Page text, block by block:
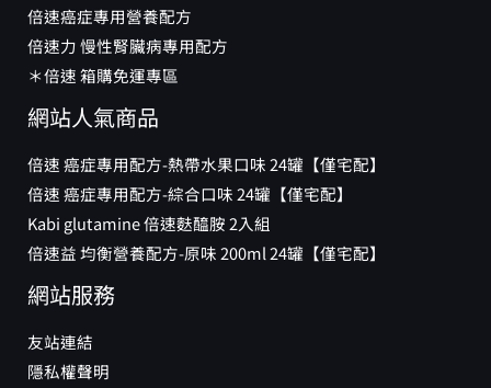
倍速癌症專用營養配方
倍速力 慢性腎臟病專用配方
＊倍速 箱購免運專區
網站人氣商品
倍速 癌症專用配方-熱帶水果口味 24罐【僅宅配】
倍速 癌症專用配方-綜合口味 24罐【僅宅配】
Kabi glutamine 倍速麩醯胺 2入組
倍速益 均衡營養配方-原味 200ml 24罐【僅宅配】
網站服務
友站連結
隱私權聲明